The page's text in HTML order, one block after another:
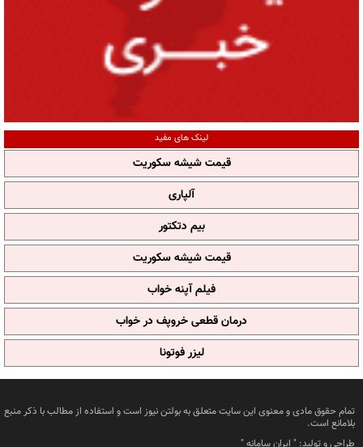
لینک های مفید
قیمت شیشه سکوریت
آلپاری
بیم دتکتور
قیمت شیشه سکوریت
فیلم آپنه خواب
درمان قطعی خروپف در خواب
لیزر فوتونا
تمام حقوق مادی و معنوی این سایت متعلق به بولتن نیوز است و استفاده از مطالب با ذکر منبع
بلامانع است.
طراحی و تولید: " ایران سامانه"